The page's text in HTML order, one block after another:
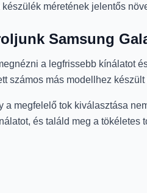
méretének jelentős
Samsung
a legfrissebb kínálatot
számos más modellhez
a megfelelő tok kiválasztása
és találd meg a